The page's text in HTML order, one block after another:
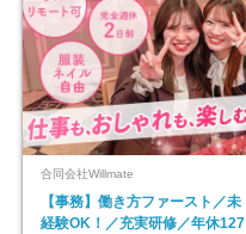
合同会社Willmate
【事務】働き方ファースト／未
経験OK！／充実研修／年休127